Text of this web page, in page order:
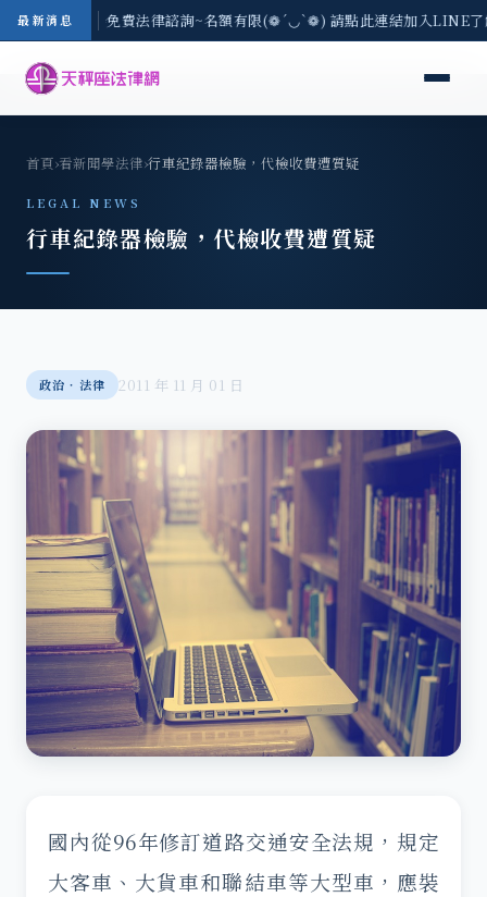
最新消息
-8/3(一) 現場免費法律諮詢~名額有限(❁´◡`❁) 請點此連結加入LINE
首頁›看新聞學法律›行車紀錄器檢驗，代檢收費遭質疑
LEGAL NEWS
行車紀錄器檢驗，代檢收費遭質疑
政治‧法律 2011 年 11 月 01 日
國內從96年修訂道路交通安全法規，規定
大客車、大貨車和聯結車等大型車，應裝